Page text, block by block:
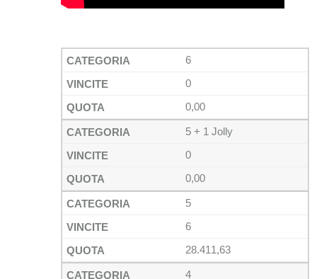
6
0
0,00
5 + 1 Jolly
0
0,00
5
6
28.411,63
4